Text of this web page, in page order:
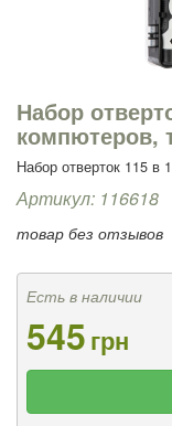
Набор
компютеров,
Набор отверток 115
Артикул: 116618
товар без отзывов
Есть в наличии
545грн